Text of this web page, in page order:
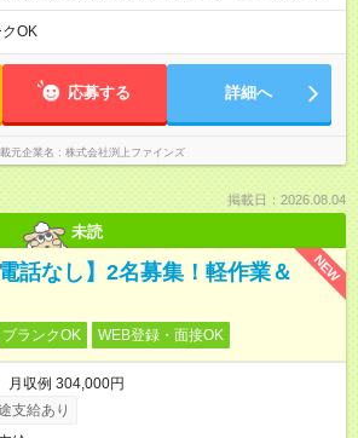
の他曜日はお休みです） •時間： 10:00～
） 例) 10:00～16:00（休憩1h ※6h
せて、シフトの相談もしやすい環境です。
OK
応募する 詳細へ
元企業名 株式会社渕上ファインズ
掲載日：2026.08.04
未読
NEW
話なし】2名募集！軽作業＆
ブランクOK WEB登録・面接OK
収例 304,000円
支給あり